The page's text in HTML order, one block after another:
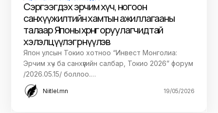
Сэргээгдэх эрчим хүч, ногоон
санхүүжилтийн хамтын ажиллагааны
талаар Японы хөрөнгө оруулагчидтай
хэлэлцүүлэг өрнүүлэв
Япон улсын Токио хотноо “Инвест Монголиа:
Эрчим хүч ба санхүүгийн салбар, Токио 2026” форум
/2026.05.15/ боллоо.…
Niitlel.mn 19/05/2026